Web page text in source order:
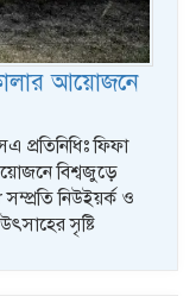
আয়োজনে
প্রতিনিধিঃ ফিফা
বিশ্বজুড়ে
নিউইয়র্ক ও
সৃষ্টি